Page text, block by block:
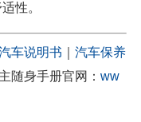
性。
车说明书
汽车保养
随身手册官网： ww